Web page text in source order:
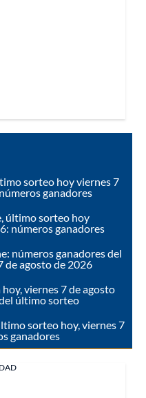
sorteo hoy viernes 7
ganadores
último sorteo hoy
números ganadores
números ganadores del
de agosto de 2026
viernes 7 de agosto
último sorteo
sorteo hoy, viernes 7
ganadores